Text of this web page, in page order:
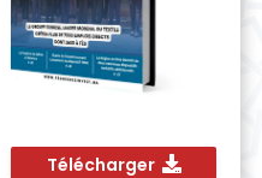
Télécharger